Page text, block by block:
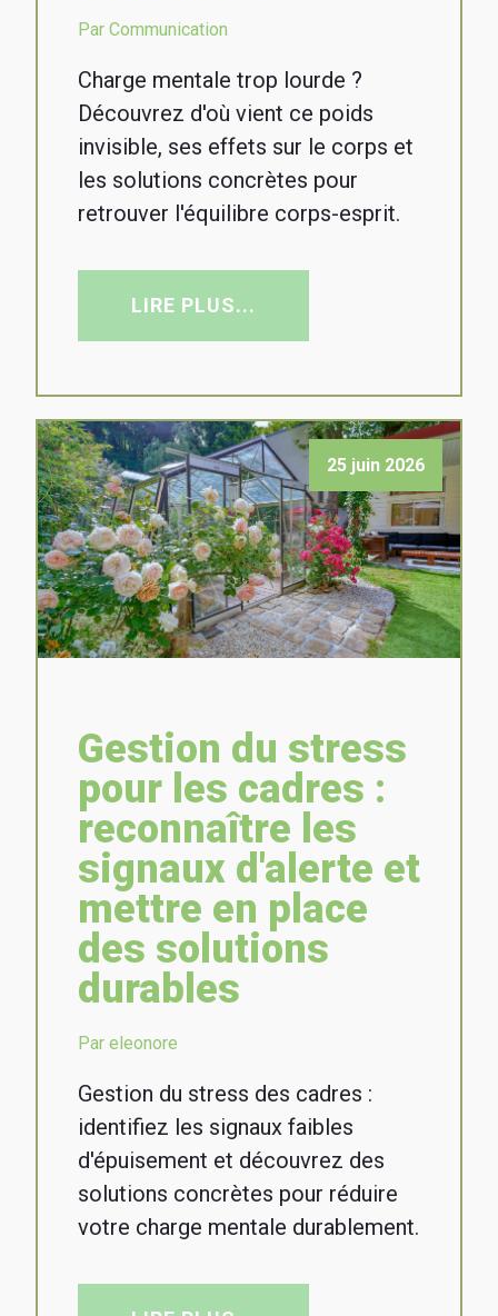
Par Communication
Charge mentale trop lourde ?
Découvrez d'où vient ce poids
invisible, ses effets sur le corps et
les solutions concrètes pour
retrouver l'équilibre corps-esprit.
LIRE PLUS...
25 juin 2026
Gestion du stress
pour les cadres :
reconnaître les
signaux d'alerte et
mettre en place
des solutions
durables
Par eleonore
Gestion du stress des cadres :
identifiez les signaux faibles
d'épuisement et découvrez des
solutions concrètes pour réduire
votre charge mentale durablement.